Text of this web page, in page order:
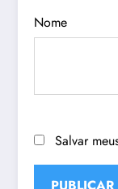
Nome
Salvar